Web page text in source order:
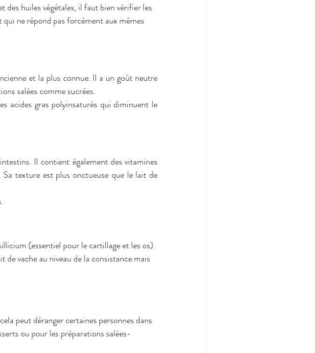
ne répond pas forcément aux mêmes
salées comme sucrées.
acides gras polyinsaturés qui diminuent le
texture est plus onctueuse que le lait de
vache au niveau de la consistance mais
ou pour les préparations salées-